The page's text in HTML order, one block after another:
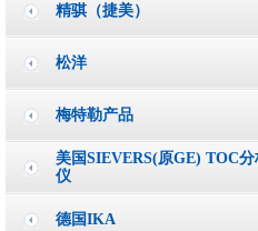
精骐（捷美）
松洋
梅特勒产品
美国SIEVERS(原GE) TOC分
仪
德国IKA